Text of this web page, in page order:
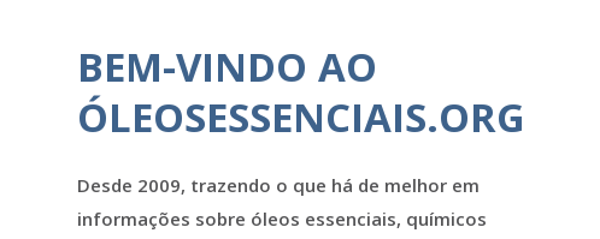
BEM-VINDO AO
ÓLEOSESSENCIAIS.ORG
Desde 2009, trazendo o que há de melhor em
informações sobre óleos essenciais, químicos